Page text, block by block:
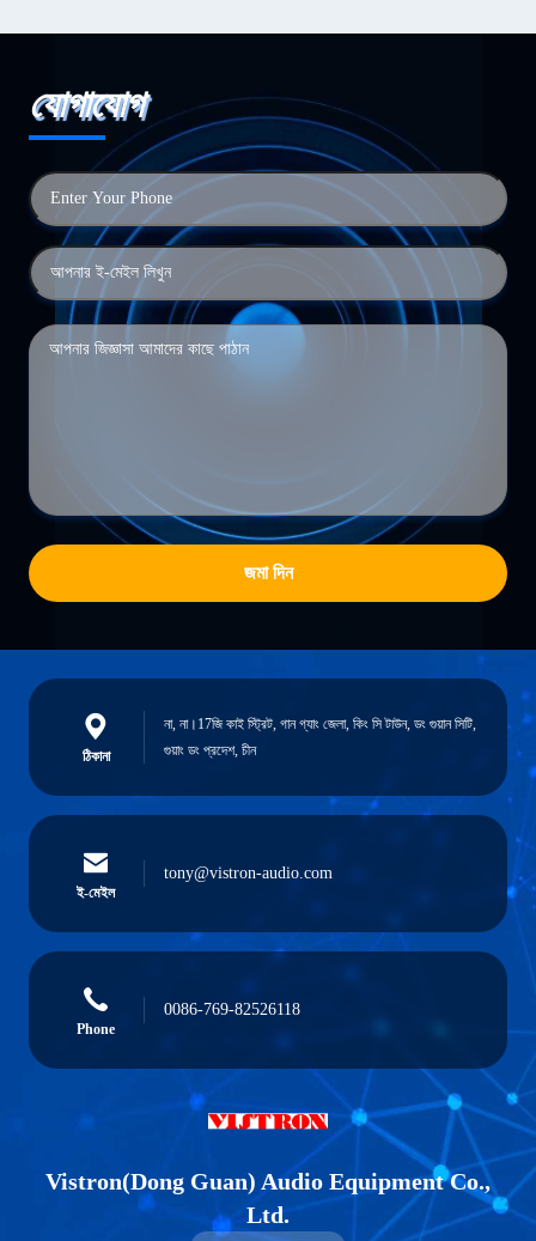
যোগাযোগ
জমা দিন
ঠিকানা
না, না।17জি কাই স্ট্রিট, গান গ্যাং জেলা, কিং সি টাউন, ডং গুয়ান সিটি,
গুয়াং ডং প্রদেশ, চীন
ই-মেইল
tony@vistron-audio.com
Phone
0086-769-82526118
Vistron(Dong Guan) Audio Equipment Co.,
Ltd.